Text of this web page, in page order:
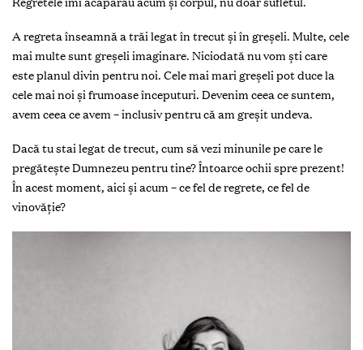
A regreta înseamnă a trăi legat în trecut și în greșeli. Multe, cele
mai multe sunt greșeli imaginare. ­Niciodată nu vom ști care
este planul divin pentru noi. Cele mai mari greșeli pot duce la
cele mai noi și frumoase începuturi. Devenim ceea ce suntem,
avem ceea ce avem – inclusiv pentru că am greșit undeva.
Dacă tu stai legat de trecut, cum să vezi minunile pe care le
pregătește Dumnezeu pentru tine? Întoarce ochii spre prezent!
În acest moment, aici și acum – ce fel de regrete, ce fel de
vinovăţie?